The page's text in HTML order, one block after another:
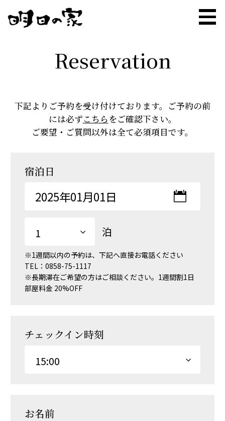
お部屋 Rooms
お食事 Meal
ご予約 Reservered
アクセス Access
Reservation
下記よりご予約を受け付けております。ご予約の前
には必ずこちらをご確認下さい。
ご要望・ご質問以外は全て必須項目です。
宿泊日
泊
※1週間以内の予約は、下記へ直接お電話ください
TEL： 0858-75-1117
※長期滞在ご希望の方はご相談ください。1週間割1日
部屋料金 20%OFF
チェックイン時刻
お名前